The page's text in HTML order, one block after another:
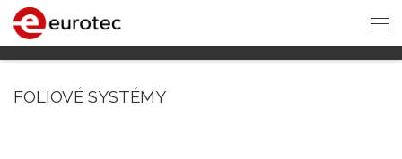
FOLIOVÉ SYSTÉMY